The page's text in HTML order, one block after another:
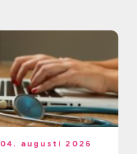
04. augusti 2026